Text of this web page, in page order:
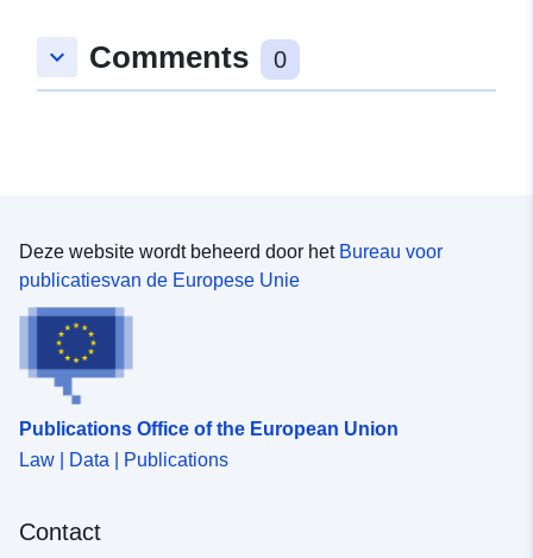
keyboard_arrow_down Comments 0
Deze website wordt beheerd door het Bureau voor
publicatiesvan de Europese Unie
Publications Office of the European Union
Law | Data | Publications
Contact